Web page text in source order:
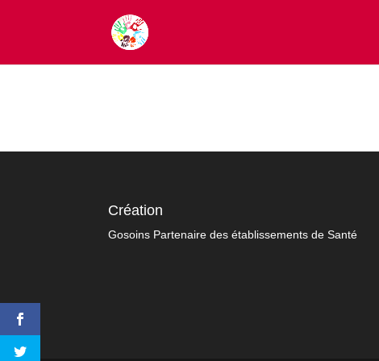
Création
Gosoins Partenaire des établissements de Santé